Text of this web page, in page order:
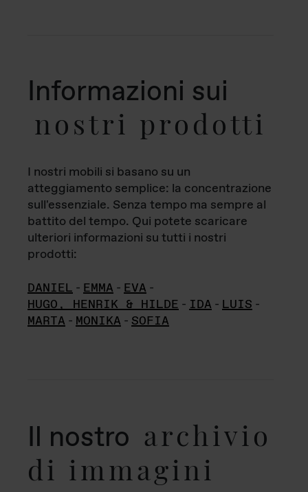
Informazioni sui
nostri prodotti
I nostri mobili si basano su un
atteggiamento semplice: la concentrazione
sull'essenziale. Senza tempo ma sempre al
battito del tempo. Qui potete scaricare
ulteriori informazioni su tutti i nostri
prodotti:
DANIEL - EMMA - EVA -
HUGO, HENRIK & HILDE - IDA - LUIS -
MARTA - MONIKA - SOFIA
Il nostro archivio
di immagini